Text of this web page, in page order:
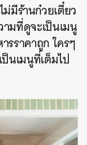
มีร้านก๋วยเตี๋ยว
มที่ดูจะเป็นเมนู
ราคาถูก ใครๆ
นเมนูที่เต็มไป